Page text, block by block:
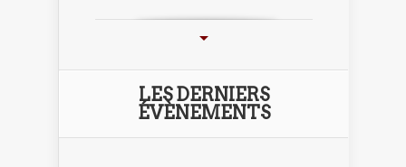
LES DERNIERS
ÉVÈNEMENTS